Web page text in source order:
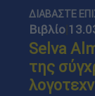
ΔΙΑΒΑΣΤΕ
Βιβλίο|
Selva
της